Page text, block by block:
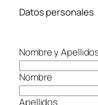
Datos personales
Nombre y
Nombre
Apellidos